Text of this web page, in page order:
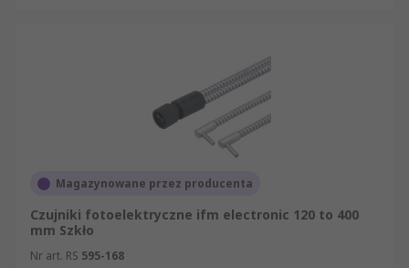
Magazynowane przez producenta
Czujniki fotoelektryczne ifm electronic 120 to 400
mm Szkło
Nr art. RS 595-168